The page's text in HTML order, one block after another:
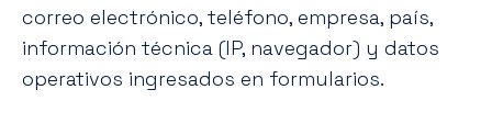
correo electrónico, teléfono, empresa, país,
información técnica (IP, navegador) y datos
operativos ingresados en formularios.